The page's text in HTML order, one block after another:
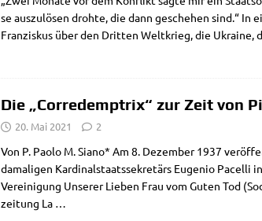
se aus­zu­lö­sen droh­te, die dann gesche­hen sind.“
Fran­zis­kus über den Drit­ten Welt­krieg, die Ukrai­ne,
Die „Corredemptrix“ zur Zeit von
20. Mai 2021 2
Von P. Pao­lo M. Sia­no* Am 8. Dezem­ber 1937
dama­li­gen Kar­di­nal­staats­se­kre­tärs Euge­nio Pacel­li
Ver­ei­ni­gung Unse­rer Lie­ben Frau vom Guten Tod
zei­tung La …